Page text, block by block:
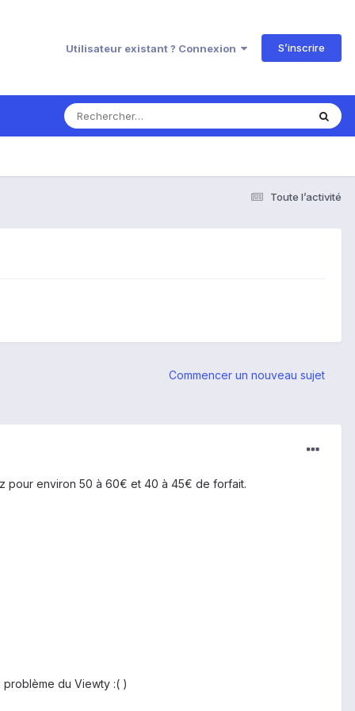
Utilisateur existant ? Connexion S’inscrire
Toute l’activité
Commencer un nouveau sujet
pour environ 50 à 60€ et 40 à 45€ de forfait.
du Viewty :( )